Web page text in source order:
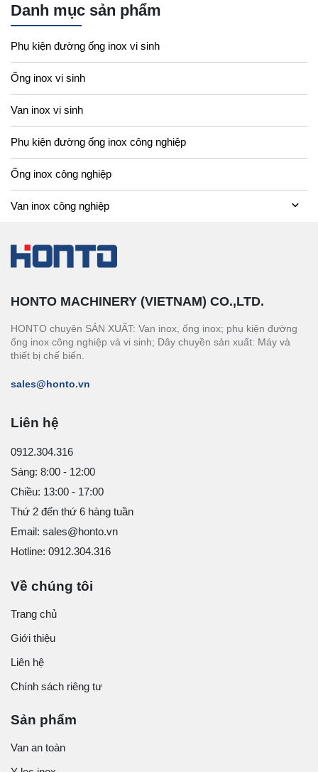
Danh mục sản phẩm
Phụ kiện đường ống inox vi sinh
Ống inox vi sinh
Van inox vi sinh
Phụ kiện đường ống inox công nghiệp
Ống inox công nghiệp
Van inox công nghiệp
HONTO MACHINERY (VIETNAM) CO.,LTD.
HONTO chuyên SẢN XUẤT: Van inox, ống inox; phụ kiện đường
ống inox công nghiệp và vi sinh; Dây chuyền sản xuất: Máy và
thiết bị chế biến.
sales@honto.vn
Liên hệ
0912.304.316
Sáng: 8:00 - 12:00
Chiều: 13:00 - 17:00
Thứ 2 đến thứ 6 hàng tuần
Email: sales@honto.vn
Hotline: 0912.304.316
Về chúng tôi
Trang chủ
Giới thiệu
Liên hệ
Chính sách riêng tư
Sản phẩm
Van an toàn